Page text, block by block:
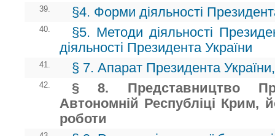
39. §4. Форми діяльності
40.
§5. Методи діяльності
діяльності Президента України
41. § 7. Апарат Президента України,
42.
§ 8. Представництво
Автономній Республіці Крим,
роботи